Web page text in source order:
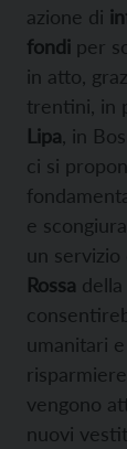
azione di
fondi per
in atto,
trentini, in
Lipa , in
ci si
e
un
Rossa
umanitari
vengono
nuovi